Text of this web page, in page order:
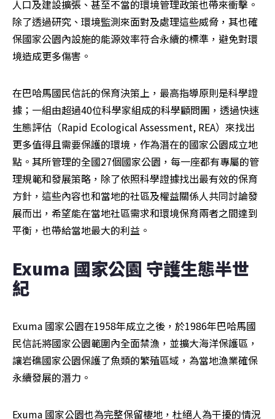
人口及建設擴張、甚至不當的環境管理政策也帶來衝擊。
除了透過研究、環境監測來面對及處理這些威脅，其也確
保國家公園內設施的能源效率符合永續的標準，避免對環
境造成更多傷害。
在巴哈馬國民信託的保育決策上，最高指導原則是科學證
據；一組由超過40位科學家組成的科學顧問團，透過快速
生態評估（Rapid Ecological Assessment, REA）來找出
更多值得且需要保護的環境，作為潛在的國家公園成立地
點。其所管理的全國27個國家公園，每一座都有專屬的管
理規範和發展策略，除了依照科學證據找出最有效的保育
方針，這些內容也和當地的社區及權益關係人共同討論發
展而出，希望能在當地社區需求和環境保育兩者之間達到
平衡，也帶給當地最大的利益。
Exuma 國家公園 守護生態半世
紀
Exuma 國家公園在1958年成立之後，於1986年巴哈馬國
民信託將國家公園範圍內全面禁漁，並擴大海洋保護區，
讓岩礁國家公園保護了魚類的繁殖區域，為當地漁業確保
永續發展的潛力。
Exuma 國家公園也為完整保留棲地，杜絕人為干擾的情況